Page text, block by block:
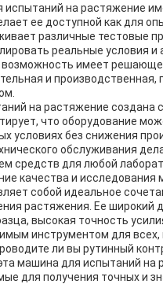
на растяжение
ее доступной как для
различные тестовые
реальные условия и
имеет
и производственная,
на растяжение создана
что оборудование
условиях без снижения
обслуживания
средств для любой
качества и исследования
собой идеальное
растяжения. Ее широкий
высокая точность
инструментом для всех,
ли вы рутинный
машина для испытаний на
для получения точных и